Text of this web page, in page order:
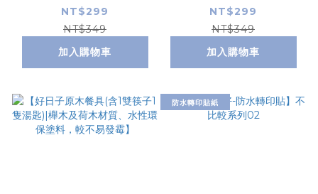
油黃杯蓋
NT$299
NT$349
加入購物車
麻黑杯蓋
NT$299
NT$349
加入購物車
防水轉印貼紙